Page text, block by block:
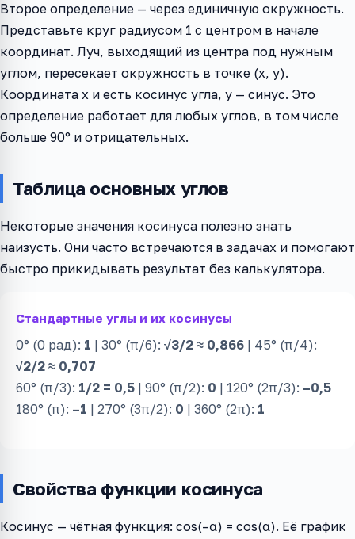
Второе определение — через единичную окружность.
Представьте круг радиусом 1 с центром в начале
координат. Луч, выходящий из центра под нужным
углом, пересекает окружность в точке (x, y).
Координата x и есть косинус угла, y — синус. Это
определение работает для любых углов, в том числе
больше 90° и отрицательных.
Таблица основных углов
Некоторые значения косинуса полезно знать
наизусть. Они часто встречаются в задачах и помогают
быстро прикидывать результат без калькулятора.
Стандартные углы и их косинусы
0° (0 рад): 1 | 30° (π/6): √3/2 ≈ 0,866 | 45° (π/4):
√2/2 ≈ 0,707
60° (π/3): 1/2 = 0,5 | 90° (π/2): 0 | 120° (2π/3): –0,5
180° (π): –1 | 270° (3π/2): 0 | 360° (2π): 1
Свойства функции косинуса
Косинус — чётная функция: cos(–α) = cos(α). Её график